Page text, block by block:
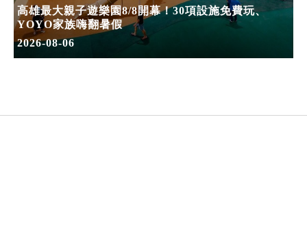
高雄最大親子遊樂園8/8開幕！30項設施免費玩、
YOYO家族嗨翻暑假
2026-08-06